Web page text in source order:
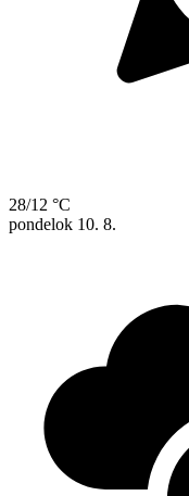
28/12 °C
pondelok 10. 8.